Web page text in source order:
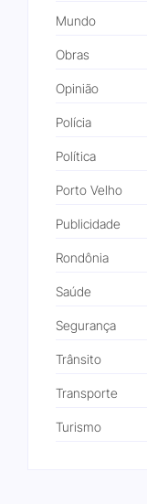
Mundo
Obras
Opinião
Polícia
Política
Porto Velho
Publicidade
Rondônia
Saúde
Segurança
Trânsito
Transporte
Turismo